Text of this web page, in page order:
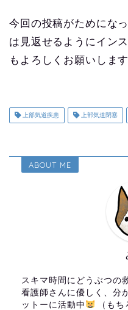
今回の投稿がためにな
は見返せるようにイン
もよろしくお願いしま
上部気道疾患 上部気道閉塞
ABOUT ME
スキマ時間にどうぶつの
看護師さんに優しく、分
ットーに活動中
（も